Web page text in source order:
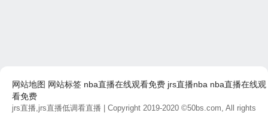
网站地图 网站标签 nba直播在线观看免费 jrs直播nba nba直播在线观
看免费
jrs直播,jrs直播低调看直播 | Copyright 2019-2020 ©50bs.com, All rights